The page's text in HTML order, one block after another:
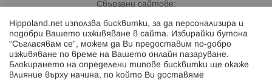
Свързани сайтове:
Hippoland.ro
Последвайте ни:
Hippoland.net използва бисквитки, за да персонализира и
подобри Вашето изживяване в сайта. Избирайки бутона
“Съгласявам се”, можем да Ви предоставим по-добро
изживяване по време на Вашето онлайн пазаруване.
Блокирането на определени типове бисквитки ще окаже
влияние върху начина, по който Ви доставяме